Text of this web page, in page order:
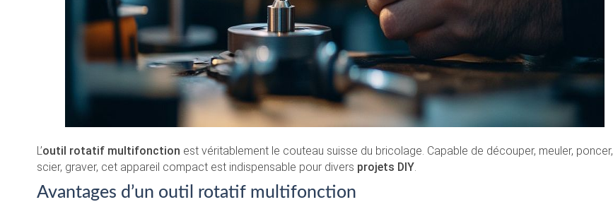
L’outil rotatif multifonction est véritablement le couteau suisse du bricolage. Capable de découper, meuler, poncer,
scier, graver, cet appareil compact est indispensable pour divers projets DIY.
Avantages d’un outil rotatif multifonction